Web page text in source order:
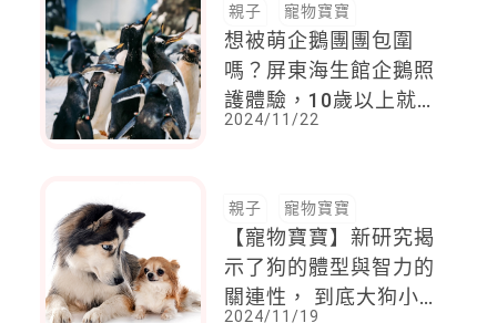
親子 寵物寶寶
想被萌企鵝團團包圍
嗎？屏東海生館企鵝照
護體驗，10歲以上就可
以報名！
2024/11/22
親子 寵物寶寶
【寵物寶寶】新研究揭
示了狗的體型與智力的
關連性， 到底大狗小
2024/11/19